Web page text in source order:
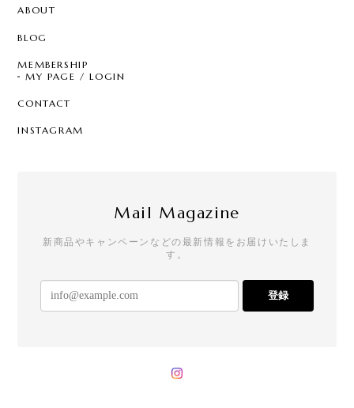
ABOUT
BLOG
MEMBERSHIP
MY PAGE / LOGIN
CONTACT
INSTAGRAM
Mail Magazine
新商品やキャンペーンなどの最新情報をお届けいたしま
す。
登録